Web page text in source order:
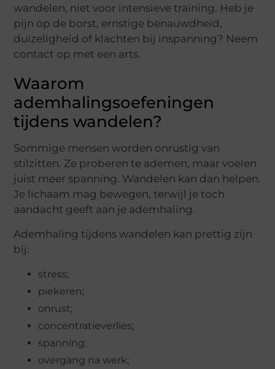
wandelen, niet voor intensieve training. Heb je
pijn op de borst, ernstige benauwdheid,
duizeligheid of klachten bij inspanning? Neem
contact op met een arts.
Waarom
ademhalingsoefeningen
tijdens wandelen?
Sommige mensen worden onrustig van
stilzitten. Ze proberen te ademen, maar voelen
juist meer spanning. Wandelen kan dan helpen.
Je lichaam mag bewegen, terwijl je toch
aandacht geeft aan je ademhaling.
Ademhaling tijdens wandelen kan prettig zijn
bij:
stress;
piekeren;
onrust;
concentratieverlies;
spanning;
overgang na werk;